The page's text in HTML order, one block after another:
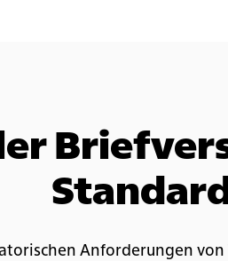
Anforderungen von